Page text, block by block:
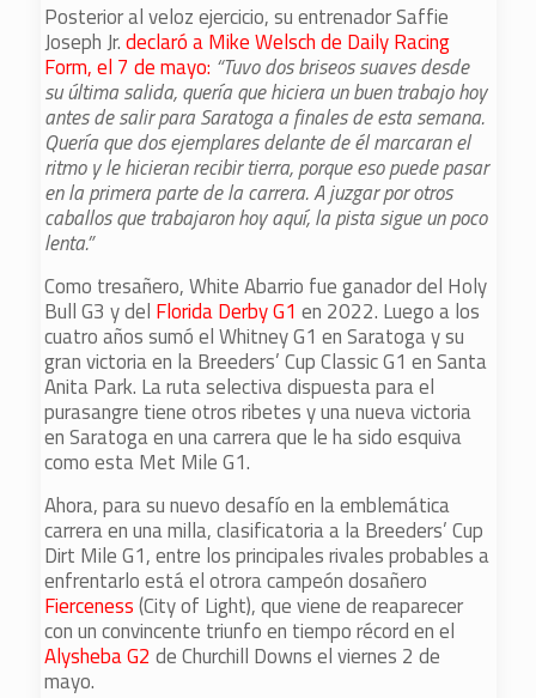
Posterior al veloz ejercicio, su entrenador Saffie
Joseph Jr.declaró a Mike Welsch de Daily Racing
Form, el 7 de mayo: “Tuvo dos briseos suaves desde
su última salida, quería que hiciera un buen trabajo hoy
antes de salir para Saratoga a finales de esta semana.
Quería que dos ejemplares delante de él marcaran el
ritmo y le hicieran recibir tierra, porque eso puede pasar
en la primera parte de la carrera. A juzgar por otros
caballos que trabajaron hoy aquí, la pista sigue un poco
lenta.”
Como tresañero, White Abarrio fue ganador del Holy
Bull G3 y del Florida Derby G1en 2022. Luego a los
cuatro años sumó el Whitney G1 en Saratoga y su
gran victoria en la Breeders’ Cup Classic G1 en Santa
Anita Park. La ruta selectiva dispuesta para el
purasangre tiene otros ribetes y una nueva victoria
en Saratoga en una carrera que le ha sido esquiva
como esta Met Mile G1.
Ahora, para su nuevo desafío en la emblemática
carrera en una milla, clasificatoria a la Breeders’ Cup
Dirt Mile G1, entre los principales rivales probables a
enfrentarlo está el otrora campeón dosañero
Fierceness(City of Light), que viene de reaparecer
con un convincente triunfo en tiempo récord en el
Alysheba G2de Churchill Downs el viernes 2 de
mayo.